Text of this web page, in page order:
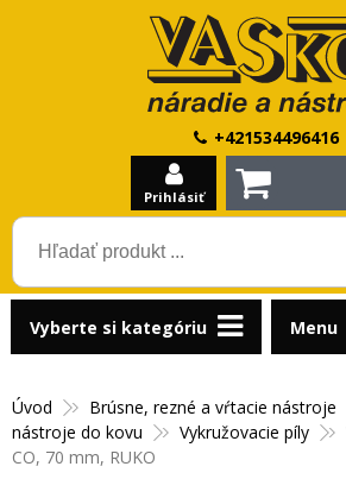
+421534496416
Prihlásiť
Úvod Brúsne, rezné a vŕtacie nástroje
nástroje do kovu
Vykružovacie píly
CO, 70 mm, RUKO
Vyberte si kategóriu Menu